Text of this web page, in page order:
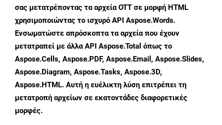
σας μετατρέποντας τα αρχεία OTT σε μορφή HTML
χρησιμοποιώντας το ισχυρό API Aspose.Words.
Ενσωματώστε απρόσκοπτα τα αρχεία που έχουν
μετατραπεί με άλλα API Aspose.Total όπως το
Aspose.Cells, Aspose.PDF, Aspose.Email, Aspose.Slides,
Aspose.Diagram, Aspose.Tasks, Aspose.3D,
Aspose.HTML. Αυτή η ευέλικτη λύση επιτρέπει τη
μετατροπή αρχείων σε εκατοντάδες διαφορετικές
μορφές.